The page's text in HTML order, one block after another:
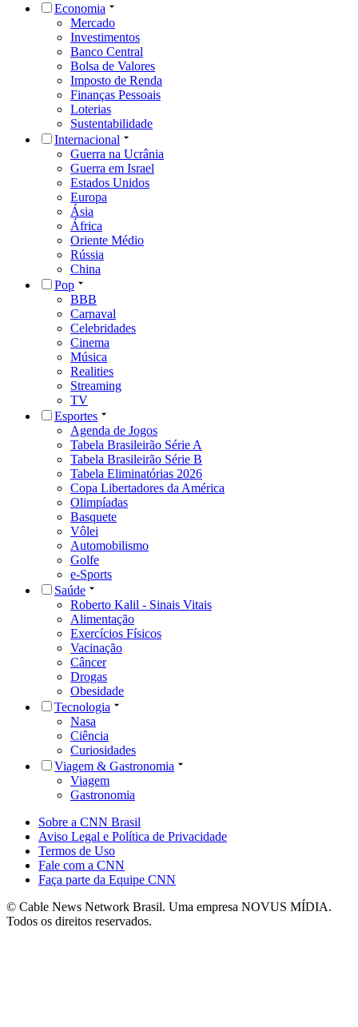
Economia
Mercado
Investimentos
Banco Central
Bolsa de Valores
Imposto de Renda
Finanças Pessoais
Loterias
Sustentabilidade
Internacional
Guerra na Ucrânia
Guerra em Israel
Estados Unidos
Europa
Ásia
África
Oriente Médio
Rússia
China
Pop
BBB
Carnaval
Celebridades
Cinema
Música
Realities
Streaming
TV
Esportes
Agenda de Jogos
Tabela Brasileirão Série A
Tabela Brasileirão Série B
Tabela Eliminatórias 2026
Copa Libertadores da América
Olimpíadas
Basquete
Vôlei
Automobilismo
Golfe
e-Sports
Saúde
Roberto Kalil - Sinais Vitais
Alimentação
Exercícios Físicos
Vacinação
Câncer
Drogas
Obesidade
Tecnologia
Nasa
Ciência
Curiosidades
Viagem & Gastronomia
Viagem
Gastronomia
Sobre a CNN Brasil
Aviso Legal e Política de Privacidade
Termos de Uso
Fale com a CNN
Faça parte da Equipe CNN
© Cable News Network Brasil. Uma empresa NOVUS MÍDIA.
Todos os direitos reservados.